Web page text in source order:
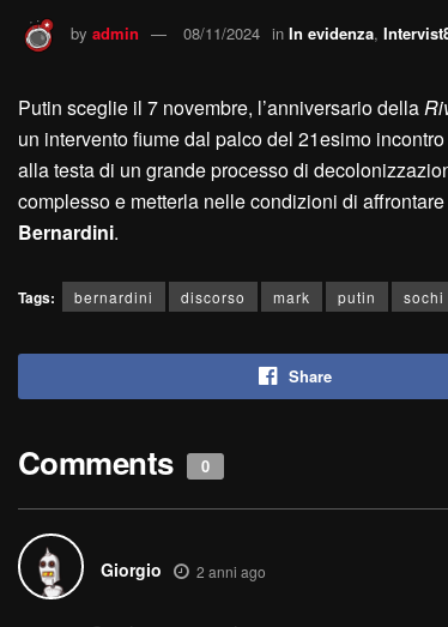
by admin 08/11/2024 in In evidenza,
Putin sceglie il 7 novembre, l’anniversario della
un intervento fiume dal palco del 21esimo
alla testa di un grande processo di
complesso e metterla nelle condizioni di
Bernardini.
Tags: bernardini discorso mark putin sochi
Share
Comments 0
Giorgio 2 anni ago